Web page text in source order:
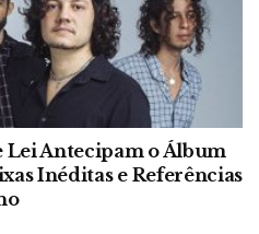
Lei Antecipam o Álbum
Inéditas e Referências